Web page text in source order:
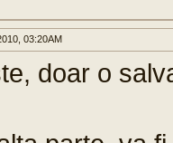
03:20AM
doar o